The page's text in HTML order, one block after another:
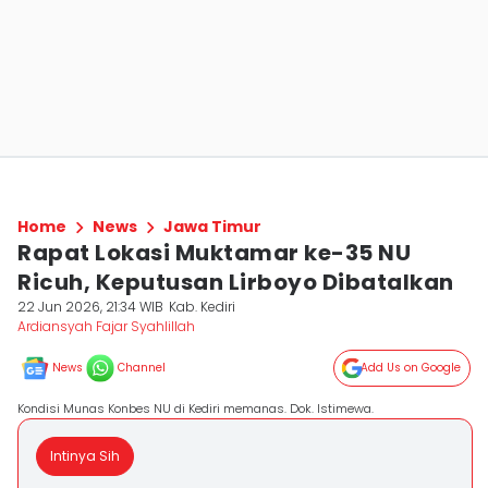
Home News Jawa Timur
Rapat Lokasi Muktamar ke-35 NU
Ricuh, Keputusan Lirboyo Dibatalkan
22 Jun 2026, 21:34 WIB Kab. Kediri
Ardiansyah Fajar Syahlillah
News Channel Add Us on Google
Kondisi Munas Konbes NU di Kediri memanas. Dok. Istimewa.
Intinya Sih